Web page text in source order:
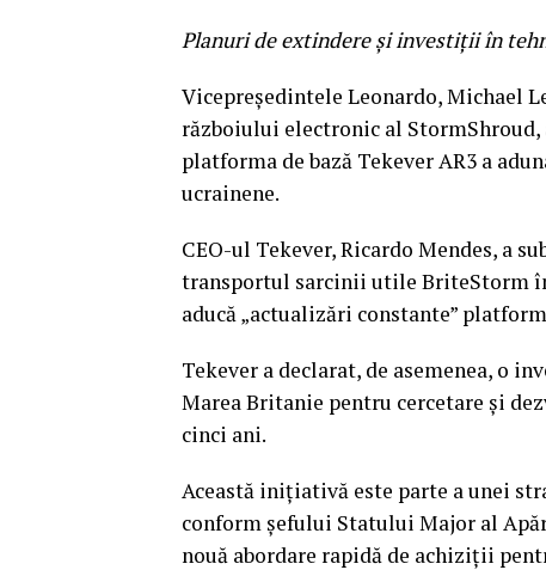
Planuri de extindere și investiții în
Vicepreședintele Leonardo, Michael
războiului electronic al
platforma de bază Tekever AR3 a
ucrainene.
CEO-ul Tekever, Ricardo Mendes, a
transportul sarcinii utile BriteStorm
aducă „actualizări constante”
Tekever a declarat, de asemenea, o
Marea Britanie pentru cercetare și
cinci ani.
Această inițiativă este parte a unei
conform șefului Statului Major al
nouă abordare rapidă de achiziții